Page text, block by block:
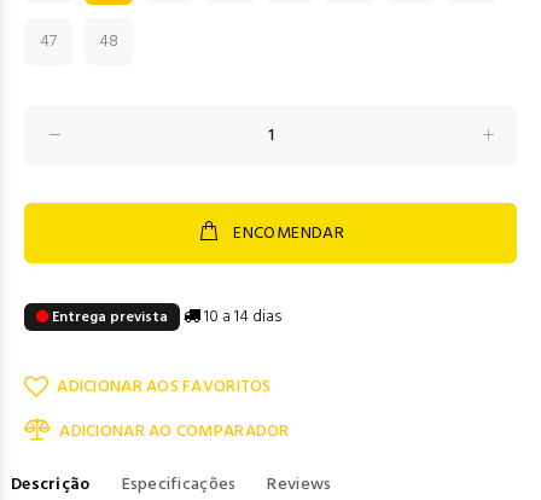
47 48
ENCOMENDAR
Entrega prevista 10 a 14 dias
ADICIONAR AOS FAVORITOS
ADICIONAR AO COMPARADOR
Descrição
Especificações Reviews